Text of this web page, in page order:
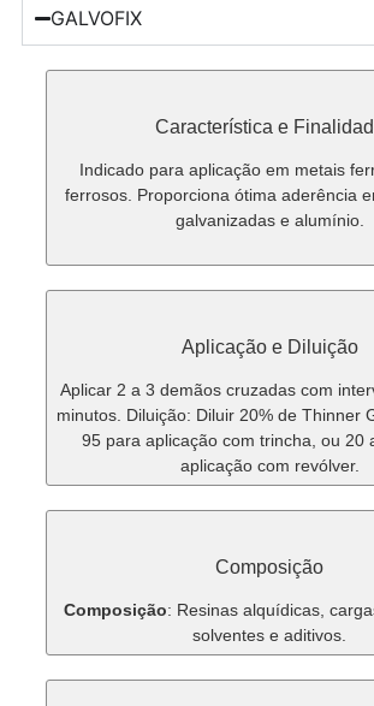
GALVOFIX
Característica e
Indicado para aplicação em metais
ferrosos. Proporciona ótima aderência
galvanizadas e alumínio.
Aplicação e Diluição
Aplicar 2 a 3 demãos cruzadas com
minutos. Diluição: Diluir 20% de Thinner
95 para aplicação com trincha, ou 20
aplicação com revólver.
Composição
Composição: Resinas alquídicas,
solventes e aditivos.